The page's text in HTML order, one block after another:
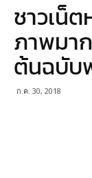
ชาวเน็
ภาพมา
ต้นฉบับ
ก.ค. 30, 2018